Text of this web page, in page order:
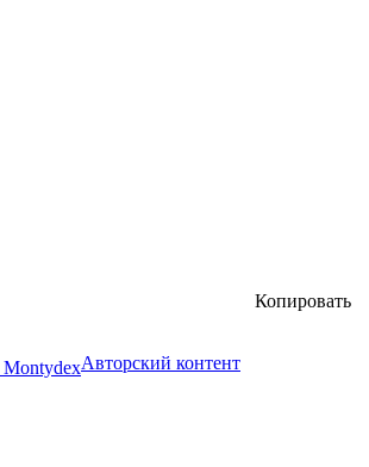
Копировать
MontydexАвторский контент